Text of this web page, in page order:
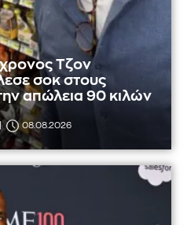
Τζον
σοκ στους
απώλεια 90 κιλών
08.08.2026